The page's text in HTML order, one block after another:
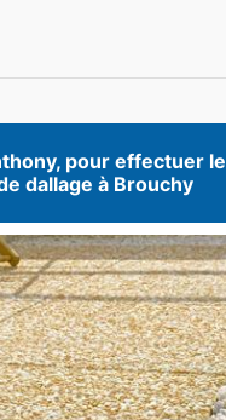
pour effectuer le
dallage à Brouchy